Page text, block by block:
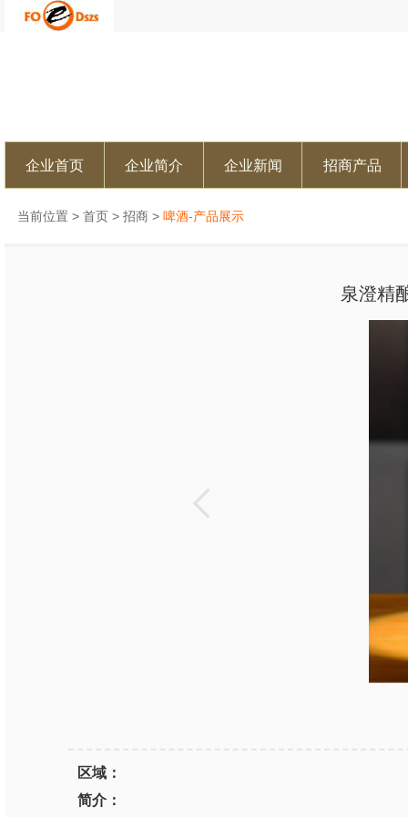
企业首页 企业简介 企业新闻 招商产品
当前位置 > 首页 > 招商 > 啤酒-产品展示
泉澄精
区域：
简介：